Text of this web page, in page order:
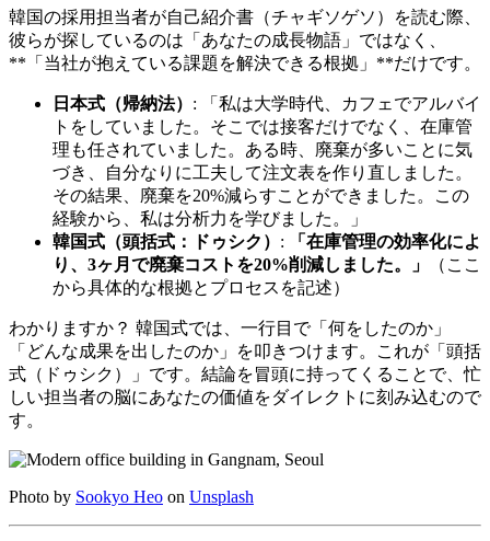
韓国の採用担当者が自己紹介書（チャギソゲソ）を読む際、
彼らが探しているのは「あなたの成長物語」ではなく、
**「当社が抱えている課題を解決できる根拠」**だけです。
日本式（帰納法） : 「私は大学時代、カフェでアルバイ
トをしていました。そこでは接客だけでなく、在庫管
理も任されていました。ある時、廃棄が多いことに気
づき、自分なりに工夫して注文表を作り直しました。
その結果、廃棄を20%減らすことができました。この
経験から、私は分析力を学びました。」
韓国式（頭括式：ドゥシク） :
「在庫管理の効率化によ
り、3ヶ月で廃棄コストを20%削減しました。」
（ここ
から具体的な根拠とプロセスを記述）
わかりますか？ 韓国式では、一行目で「何をしたのか」
「どんな成果を出したのか」を叩きつけます。これが「頭括
式（ドゥシク）」です。結論を冒頭に持ってくることで、忙
しい担当者の脳にあなたの価値をダイレクトに刻み込むので
す。
Photo by Sookyo Heo on Unsplash